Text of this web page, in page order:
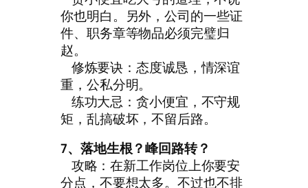
你也明白。另外，公司的一些证
件、职务章等物品必须完璧归
赵。
修炼要诀：态度诚恳，情深谊
重，公私分明。
练功大忌：贪小便宜，不守规
矩，乱搞破坏，不留后路。
7、落地生根？峰回路转？
攻略：在新工作岗位上你要安
分点，不要想太多。不过也不排